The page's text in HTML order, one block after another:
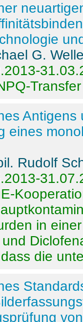
G.
Transfer
eines
Rudolf
in
die